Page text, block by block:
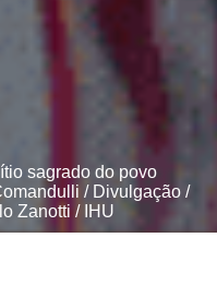
sagrado do povo
/ Divulgação /
Zanotti / IHU